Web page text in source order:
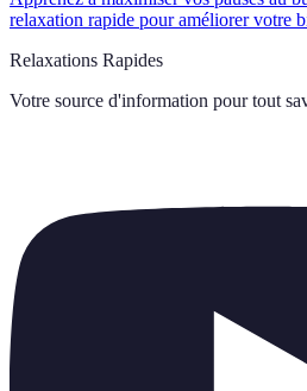
relaxation rapide pour améliorer votre
Relaxations Rapides
Votre source d'information pour tout